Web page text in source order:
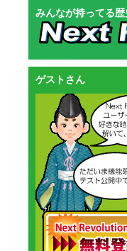
みんなが持ってる
ゲストさん